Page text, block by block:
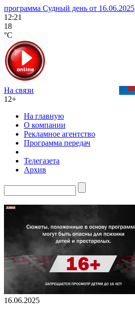
программа Судный день от 16.06.2025
12:21
18
°C
На связи
12+
На главную
О компании
Рекламное агентство
Программа передач
Телегазета
Архив
16.06.2025